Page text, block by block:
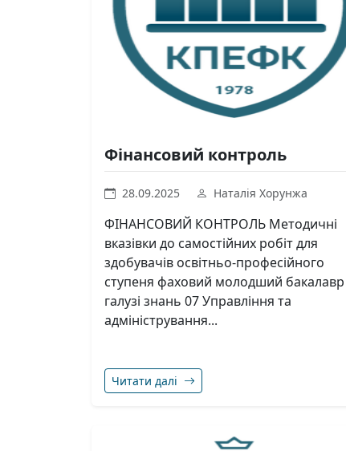
Фінансовий контроль
28.09.2025 Наталія Хорунжа
ФІНАНСОВИЙ КОНТРОЛЬ Методичні
вказівки до самостійних робіт для
здобувачів освітньо-професійного
ступеня фаховий молодший бакалавр
галузі знань 07 Управління та
адміністрування...
Читати далі